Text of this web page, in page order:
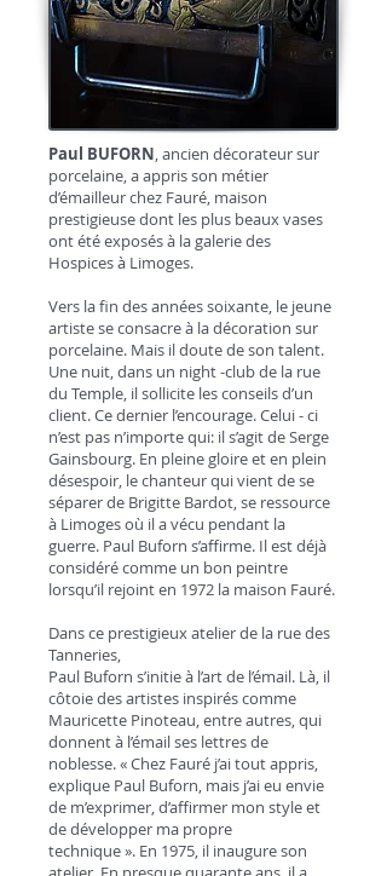
Paul BUFORN, ancien décorateur sur
porcelaine, a appris son métier
d’émailleur chez Fauré, maison
prestigieuse dont les plus beaux vases
ont été exposés à la galerie des
Hospices à Limoges.
Vers la fin des années soixante, le jeune
artiste se consacre à la décoration sur
porcelaine. Mais il doute de son talent.
Une nuit, dans un night -club de la rue
du Temple, il sollicite les conseils d’un
client. Ce dernier l’encourage. Celui - ci
n’est pas n’importe qui: il s’agit de Serge
Gainsbourg. En pleine gloire et en plein
désespoir, le chanteur qui vient de se
séparer de Brigitte Bardot, se ressource
à Limoges où il a vécu pendant la
guerre. Paul Buforn s’affirme. Il est déjà
considéré comme un bon peintre
lorsqu’il rejoint en 1972 la maison Fauré.
Dans ce prestigieux atelier de la rue des
Tanneries,
Paul Buforn s’initie à l’art de l’émail. Là, il
côtoie des artistes inspirés comme
Mauricette Pinoteau, entre autres, qui
donnent à l’émail ses lettres de
noblesse. « Chez Fauré j’ai tout appris,
explique Paul Buforn, mais j’ai eu envie
de m’exprimer, d’affirmer mon style et
de développer ma propre
technique ». En 1975, il inaugure son